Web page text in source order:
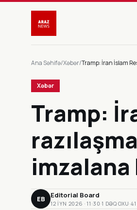
Ana Səhifə/Xəbər/Tramp: İran İslam
Xəbər
Tramp:
EB Editorial Board
12 IYN 2026 · 11:30 ·1 DƏQ OXU ·